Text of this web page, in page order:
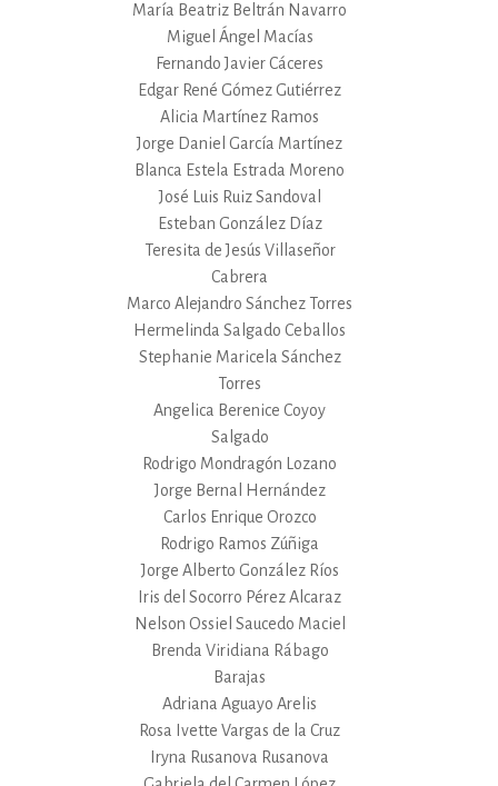
María Beatriz Beltrán Navarro
Miguel Ángel Macías
Fernando Javier Cáceres
Edgar René Gómez Gutiérrez
Alicia Martínez Ramos
Jorge Daniel García Martínez
Blanca Estela Estrada Moreno
José Luis Ruiz Sandoval
Esteban González Díaz
Teresita de Jesús Villaseñor
Cabrera
Marco Alejandro Sánchez Torres
Hermelinda Salgado Ceballos
Stephanie Maricela Sánchez
Torres
Angelica Berenice Coyoy
Salgado
Rodrigo Mondragón Lozano
Jorge Bernal Hernández
Carlos Enrique Orozco
Rodrigo Ramos Zúñiga
Jorge Alberto González Ríos
Iris del Socorro Pérez Alcaraz
Nelson Ossiel Saucedo Maciel
Brenda Viridiana Rábago
Barajas
Adriana Aguayo Arelis
Rosa Ivette Vargas de la Cruz
Iryna Rusanova Rusanova